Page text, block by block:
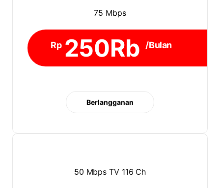
75 Mbps
Rp 250Rb /Bulan
Berlangganan
50 Mbps TV 116 Ch